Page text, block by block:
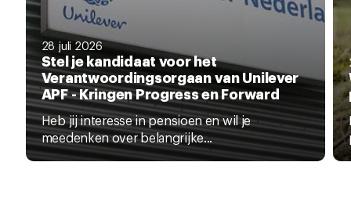
28 juli 2026
Stel je kandidaat voor het
Verantwoordingsorgaan van Unilever
APF - Kringen Progress en Forward
Heb jij interesse in pensioen en wil je
meedenken over belangrijke...